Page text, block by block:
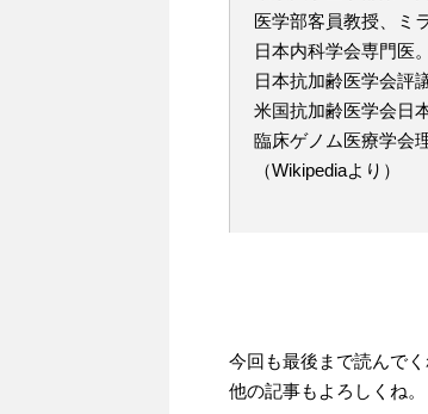
医学部客員教授、ミ
日本内科学会専門医
日本抗加齢医学会評
米国抗加齢医学会日
臨床ゲノム医療学会
（Wikipediaより）
今回も最後まで読んでく
他の記事もよろしくね。